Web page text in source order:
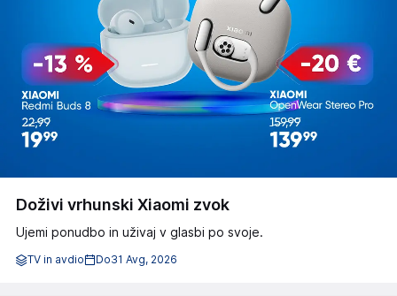
Doživi vrhunski Xiaomi zvok
Ujemi ponudbo in uživaj v glasbi po svoje.
TV in avdio Do31 Avg, 2026